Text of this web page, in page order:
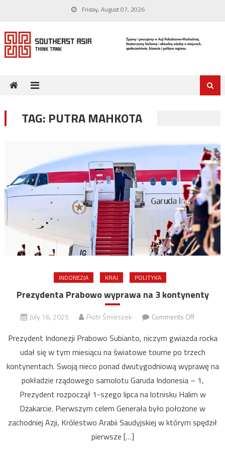
content
Friday, August 07, 2026
TAG: PUTRA MAHKOTA
INDONEZJA KRAJ POLITYKA
Prezydenta Prabowo wyprawa na 3 kontynenty
July 16, 2025 Piotr Śmieszek Comments Offon
Prabowo
wyprawa
na
3
Prezydent Indonezji Prabowo Subianto, niczym gwiazda rocka
udał się w tym miesiącu na światowe tourne po trzech
kontynentach. Swoją nieco ponad dwutygodniową wyprawę na
pokładzie rządowego samolotu Garuda Indonesia – 1,
Prezydent rozpoczął 1-szego lipca na lotnisku Halim w
Dżakarcie. Pierwszym celem Generała było położone w
zachodniej Azji, Królestwo Arabii Saudyjskiej w którym spędził
pierwsze […]